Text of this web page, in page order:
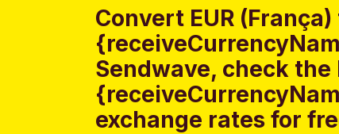
Convert EUR (França)
Sendwave, check the
exchange rates for